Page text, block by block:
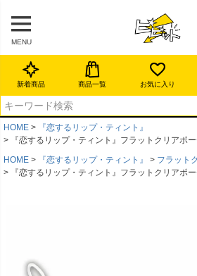
MENU
新着商品 商品一覧 お気に入り
HOME
『恋するリップ・ティント』
『恋するリップ・ティント』フラットクリアポ
HOME
『恋するリップ・ティント』
フラット
『恋するリップ・ティント』フラットクリアポ